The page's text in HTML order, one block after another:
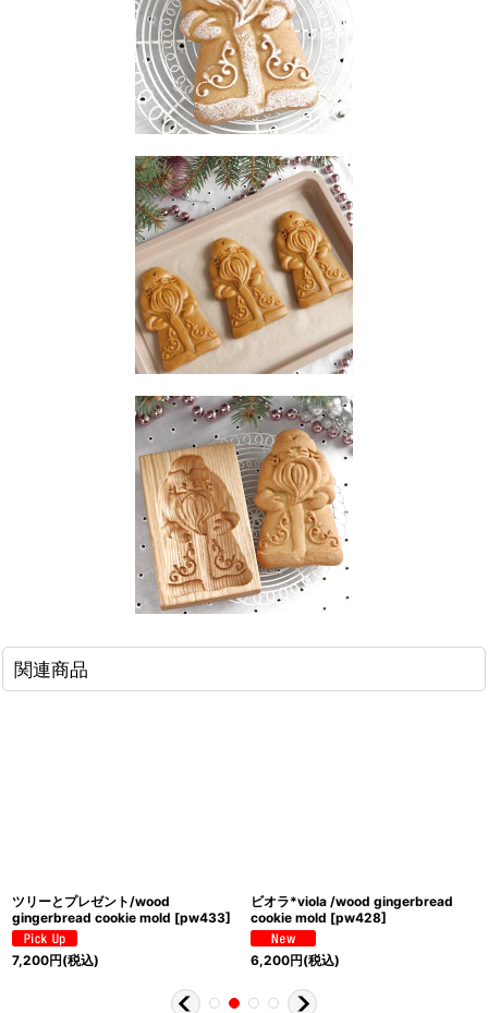
関連商品
ツリーとプレゼント/wood
gingerbread cookie mold [pw433]
7,200円(税込)
ビオラ*viola /wood gingerbread
cookie mold [pw428]
6,200円(税込)